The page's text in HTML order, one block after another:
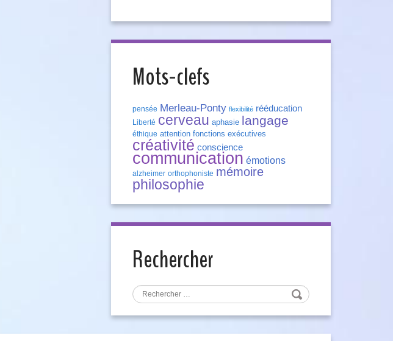
Mots-clefs
pensée Merleau-Ponty flexibilité rééducation
Liberté cerveau aphasie langage
éthique attention fonctions exécutives
créativité conscience
communication émotions
alzheimer orthophoniste mémoire
philosophie
Rechercher